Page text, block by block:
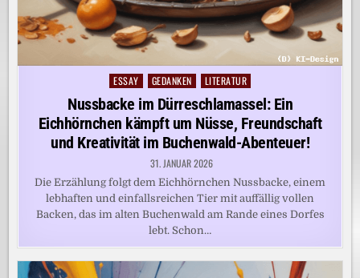
Posted
ESSAY GEDANKEN LITERATUR
Nussbacke im Dürreschlamassel: Ein
Eichhörnchen kämpft um Nüsse, Freundschaft
und Kreativität im Buchenwald-Abenteuer!
31. JANUAR 2026
Die Erzählung folgt dem Eichhörnchen Nussbacke, einem
lebhaften und einfallsreichen Tier mit auffällig vollen
Backen, das im alten Buchenwald am Rande eines Dorfes
lebt. Schon…